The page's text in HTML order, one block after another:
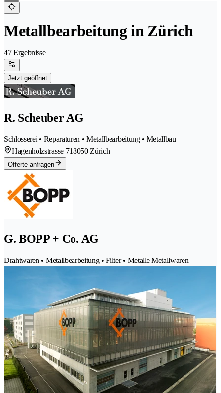
Metallbearbeitung in Zürich
47 Ergebnisse
Jetzt geöffnet
R. Scheuber AG
Schlosserei • Reparaturen • Metallbearbeitung • Metallbau
Hagenholzstrasse 718050 Zürich
Offerte anfragen
G. BOPP + Co. AG
Drahtwaren • Metallbearbeitung • Filter • Metalle Metallwaren